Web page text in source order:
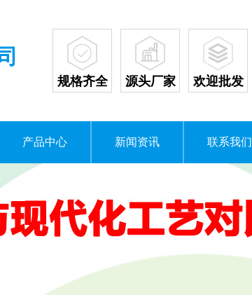
规格齐全 源头厂家 欢迎批发
产品中心 新闻资讯 联系我们